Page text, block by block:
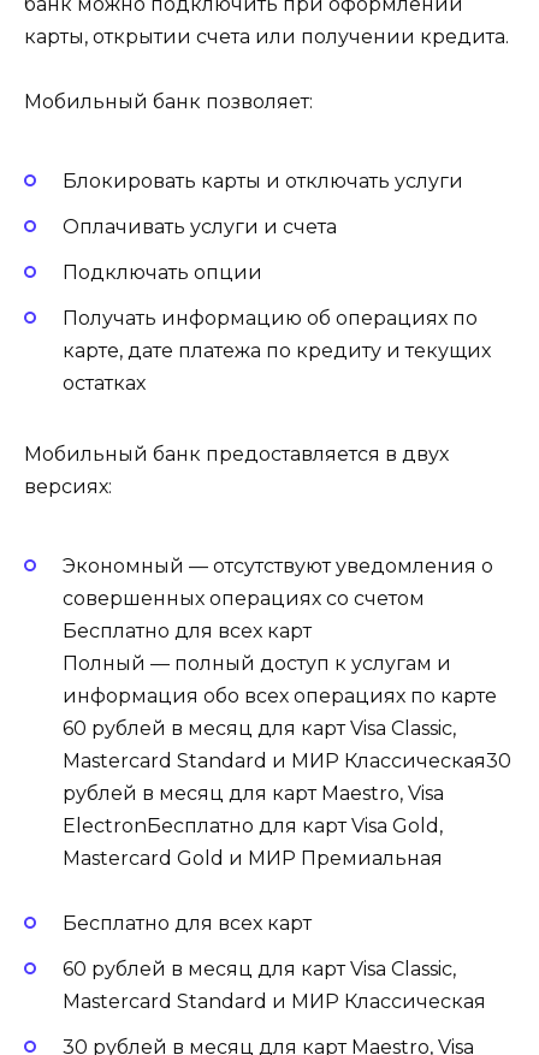
карты, открытии счета или получении кредита.
Мобильный банк позволяет:
Блокировать карты и отключать услуги
Оплачивать услуги и счета
Подключать опции
Получать информацию об операциях по
карте, дате платежа по кредиту и текущих
остатках
Мобильный банк предоставляется в двух
версиях:
Экономный — отсутствуют уведомления о
совершенных операциях со счетом
Бесплатно для всех карт
Полный — полный доступ к услугам и
информация обо всех операциях по карте
60 рублей в месяц для карт Visa Classic,
Mastercard Standard и МИР Классическая30
рублей в месяц для карт Maestro, Visa
ElectronБесплатно для карт Visa Gold,
Mastercard Gold и МИР Премиальная
Бесплатно для всех карт
60 рублей в месяц для карт Visa Classic,
Mastercard Standard и МИР Классическая
30 рублей в месяц для карт Maestro, Visa